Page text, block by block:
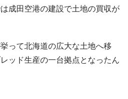
成田空港の建設で土地の買収が
って北海道の広大な土地へ移
ッド生産の一台拠点となったん